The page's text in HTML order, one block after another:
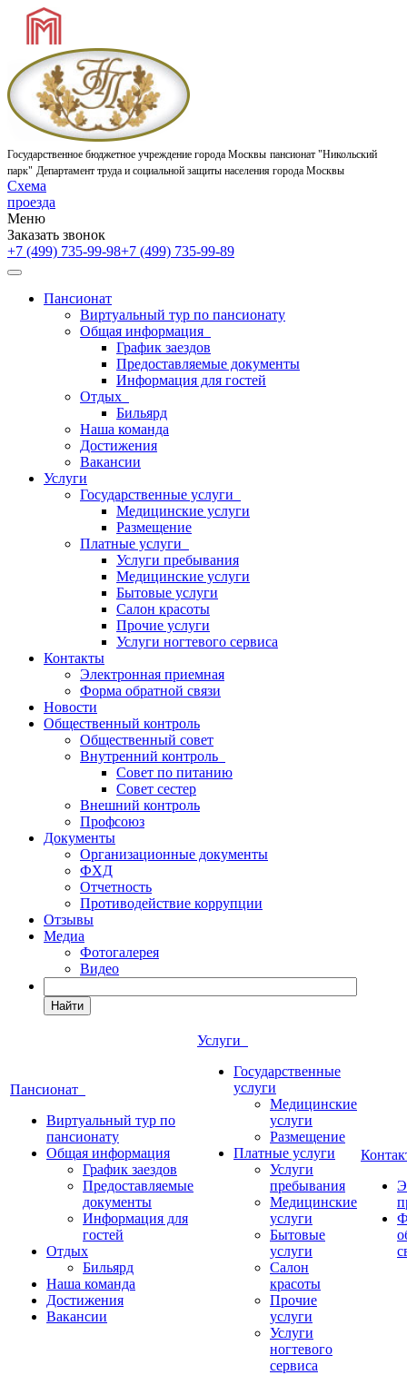
Государственное бюджетное учреждение города Москвы пансионат "Никольский
парк" Департамент труда и социальной защиты населения города Москвы
Схема
проезда
Меню
Заказать звонок
+7 (499) 735-99-98+7 (499) 735-99-89
Пансионат
Виртуальный тур по пансионату
Общая информация
График заездов
Предоставляемые документы
Информация для гостей
Отдых
Бильярд
Наша команда
Достижения
Вакансии
Услуги
Государственные услуги
Медицинские услуги
Размещение
Платные услуги
Услуги пребывания
Медицинские услуги
Бытовые услуги
Салон красоты
Прочие услуги
Услуги ногтевого сервиса
Контакты
Электронная приемная
Форма обратной связи
Новости
Общественный контроль
Общественный совет
Внутренний контроль
Совет по питанию
Совет сестер
Внешний контроль
Профсоюз
Документы
Организационные документы
ФХД
Отчетность
Противодействие коррупции
Отзывы
Медиа
Фотогалерея
Видео
Найти
Пансионат
Виртуальный тур по
пансионату
Общая информация
График заездов
Предоставляемые
документы
Информация для
гостей
Отдых
Бильярд
Наша команда
Достижения
Вакансии
Услуги
Государственные
услуги
Медицинские
услуги
Размещение
Платные услуги
Услуги
пребывания
Медицинские
услуги
Бытовые
услуги
Салон
красоты
Прочие
услуги
Услуги
ногтевого
сервиса